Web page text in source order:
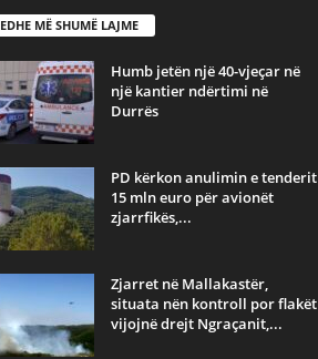
EDHE MË SHUMË LAJME
Humb jetën një 40-vjeçar në
një kantier ndërtimi në
Durrës
PD kërkon anulimin e tenderit
15 mln euro për avionët
zjarrfikës,...
Zjarret në Mallakastër,
situata nën kontroll por flakët
vijojnë drejt Ngraçanit,...